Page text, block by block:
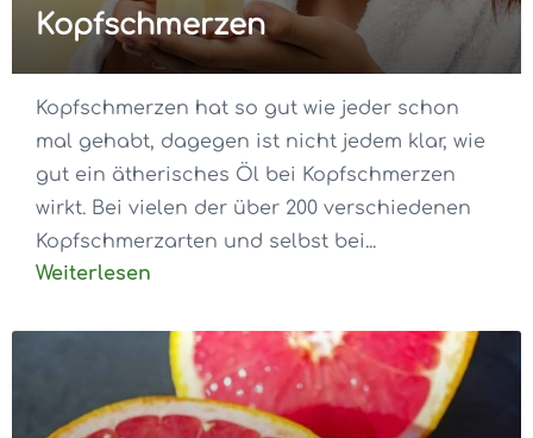
Kopfschmerzen
Kopfschmerzen hat so gut wie jeder schon
mal gehabt, dagegen ist nicht jedem klar, wie
gut ein ätherisches Öl bei Kopfschmerzen
wirkt. Bei vielen der über 200 verschiedenen
Kopfschmerzarten und selbst bei...
Weiterlesen